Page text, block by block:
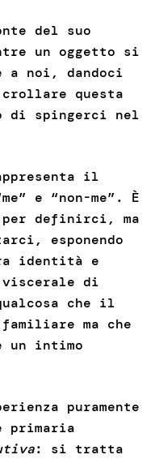
del suo
un oggetto si
a noi, dandoci
questa
di spingerci nel
il
e “non-me”. È
per definirci, ma
esponendo
identità e
viscerale di
che il
ma che
intimo
puramente
: si tratta